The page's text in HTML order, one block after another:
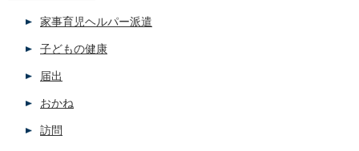
家事育児ヘルパー派遣
子どもの健康
届出
おかね
訪問